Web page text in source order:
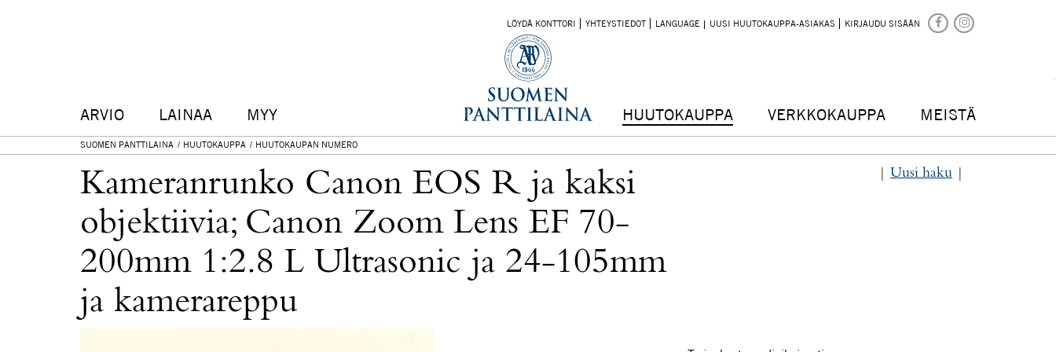
LÖYDÄ KONTTORI YHTEYSTIEDOT LANGUAGE UUSI HUUTOKAUPPA-ASIAKAS KIRJAUDU SISÄÄN
ARVIO LAINAA MYY HUUTOKAUPPA VERKKOKAUPPA MEISTÄ
SUOMEN PANTTILAINA HUUTOKAUPPA HUUTOKAUPAN NUMERO
Uusi haku
Kameranrunko Canon EOS R ja kaksi
objektiivia; Canon Zoom Lens EF 70-
200mm 1:2.8 L Ultrasonic ja 24-105mm
ja kamerareppu